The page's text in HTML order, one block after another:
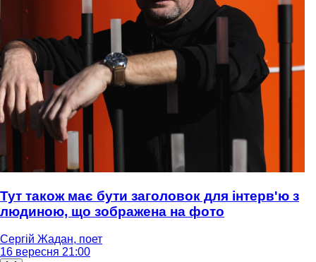
Тут також має бути заголовок для інтерв'ю з
людиною, що зображена на фото
Сергій Жадан, поет
16 вересня 21:00